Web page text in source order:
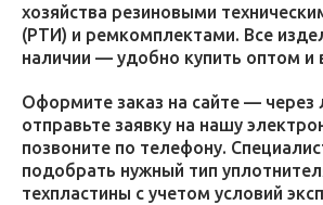
хозяйства резиновыми
(РТИ) и ремкомплектами. Все
наличии — удобно купить оптом и
Оформите заказ на сайте — через
отправьте заявку на нашу
позвоните по телефону.
подобрать нужный тип
техпластины с учетом условий